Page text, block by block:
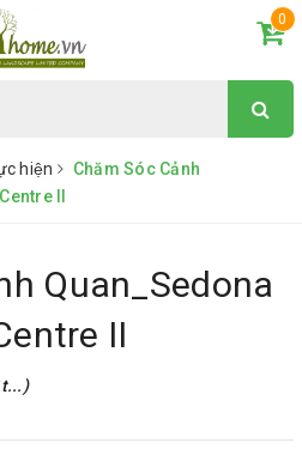
0
hiện
Chăm Sóc Cảnh
II
Quan_Sedona
II